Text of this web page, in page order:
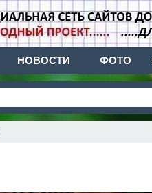
НОВОСТИ ФОТО